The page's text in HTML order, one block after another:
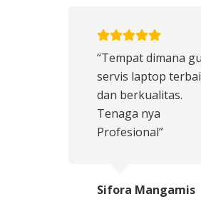
“Tempat dimana
servis laptop
dan berkualitas.
Tenaga nya
Profesional”
Sifora Mangamis